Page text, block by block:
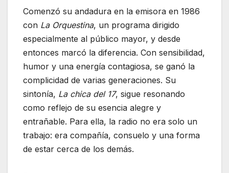
Comenzó su andadura en la emisora en 1986
con La Orquestina, un programa dirigido
especialmente al público mayor, y desde
entonces marcó la diferencia. Con sensibilidad,
humor y una energía contagiosa, se ganó la
complicidad de varias generaciones. Su
sintonía, La chica del 17, sigue resonando
como reflejo de su esencia alegre y
entrañable. Para ella, la radio no era solo un
trabajo: era compañía, consuelo y una forma
de estar cerca de los demás.